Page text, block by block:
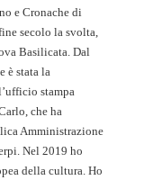
e Cronache di
secolo la svolta,
Basilicata. Dal
è stata la
stampa
che ha
Amministrazione
Nel 2019 ho
della cultura. Ho